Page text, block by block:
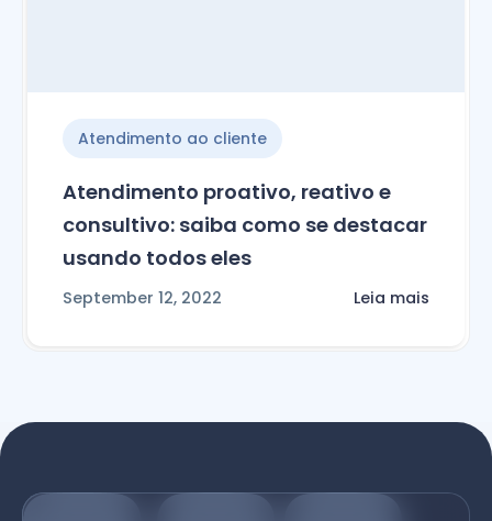
Atendimento ao cliente
Atendimento proativo, reativo e
consultivo: saiba como se destacar
usando todos eles
September 12, 2022 Leia mais